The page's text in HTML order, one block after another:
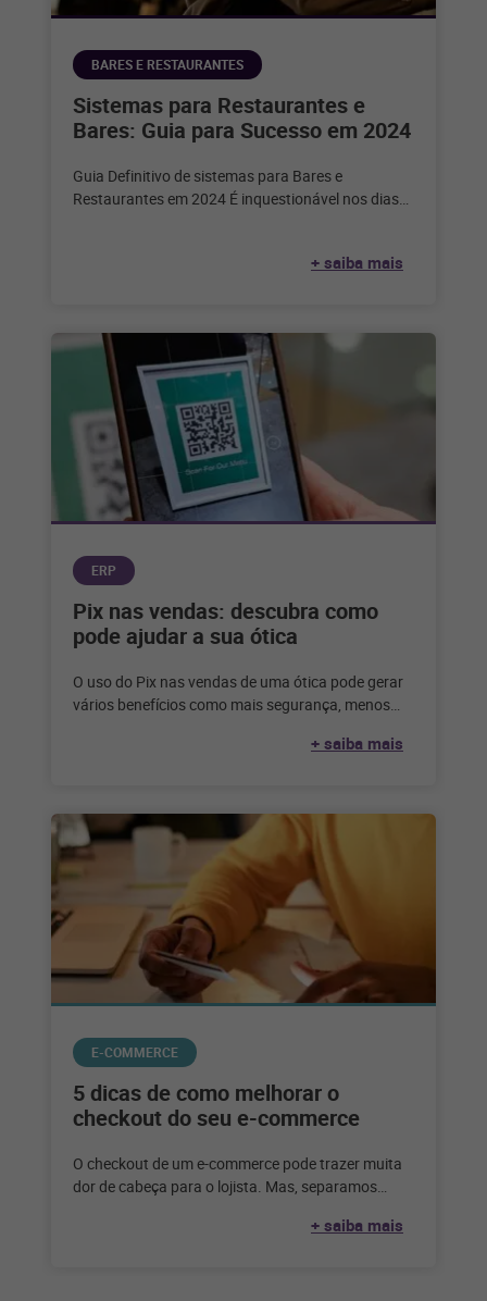
BARES E RESTAURANTES
Sistemas para Restaurantes e
Bares: Guia para Sucesso em 2024
Guia Definitivo de sistemas para Bares e
Restaurantes em 2024 É inquestionável nos dias
+ saiba mais
ERP
Pix nas vendas: descubra como
pode ajudar a sua ótica
O uso do Pix nas vendas de uma ótica pode gerar
vários benefícios como mais segurança, menos
+ saiba mais
E-COMMERCE
5 dicas de como melhorar o
checkout do seu e-commerce
O checkout de um e-commerce pode trazer muita
dor de cabeça para o lojista. Mas, separamos
+ saiba mais